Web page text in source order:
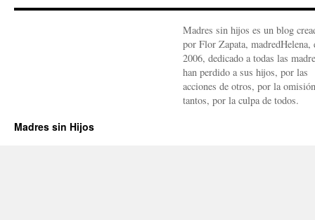
Madres sin hijos es un blog
por Flor Zapata, madredHelena,
2006, dedicado a todas las
han perdido a sus hijos, por las
acciones de otros, por la
tantos, por la culpa de todos.
Madres sin Hijos